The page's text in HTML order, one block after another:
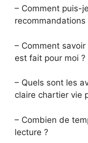
– Comment puis-
– Comment
est fait pour moi ?
– Quels sont les
claire chartier vie
– Combien de
lecture ?